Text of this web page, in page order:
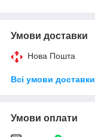
Умови доставки
Нова Пошта
Всі умови доставки
Умови оплати